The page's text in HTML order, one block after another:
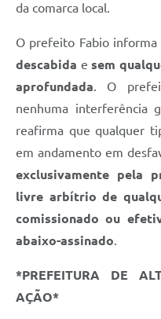
da comarca local.
O prefeito Fabio informa
descabida esem
aprofundada. O
nenhuma interferência
reafirma que qualquer
em andamento em
exclusivamente pela
livre arbítrio de
comissionado ou
abaixo-assinado.
*PREFEITURA DE
AÇÃO*